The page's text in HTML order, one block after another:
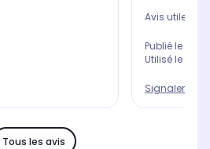
Avis utile ?
Publié le
Utilisé le
Signaler un
Tous les avis